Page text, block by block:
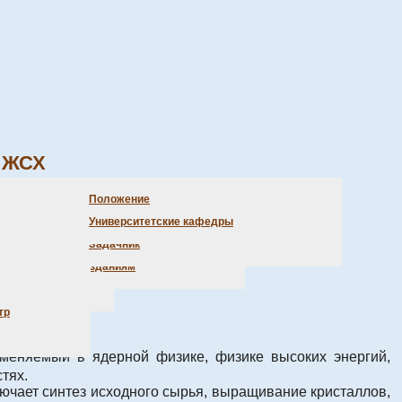
библиотеки
литературы
новых поступлений
к электр. изданиям
доктораОлимпиады
Студенческая практика
Задачник
Положение
Университетские кафедры
ЖСХ
в ядерной физике, физике высоких энергий,
синтез исходного сырья, выращивание кристаллов,